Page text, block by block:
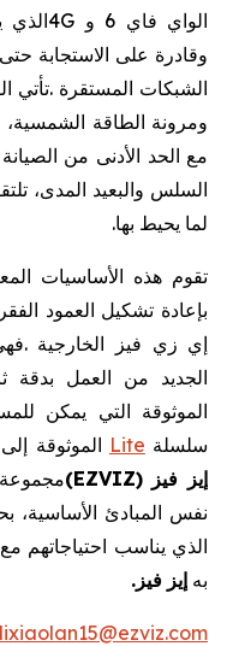
الواي فاي 6 و 4Gالذي
وقادرة على الاستجابة حتى
الشبكات المستقرة .تأتي
ومرونة الطاقة الشمسية،
مع الحد الأدنى من الصيانة
السلس والبعيد المدى،
لما يحيط بها.
تقوم هذه الأساسيات
بإعادة تشكيل العمود
إي زي فيز الخارجية .
الجديد من العمل بدقة
الموثوقة التي يمكن
سلسلة Lite الموثوقة إلى
إيز فيز (EZVIZ) مجموعة
نفس المبادئ الأساسية،
الذي يناسب احتياجاتهم مع
به إيز فيز .
lixiaolan15@ezviz.com